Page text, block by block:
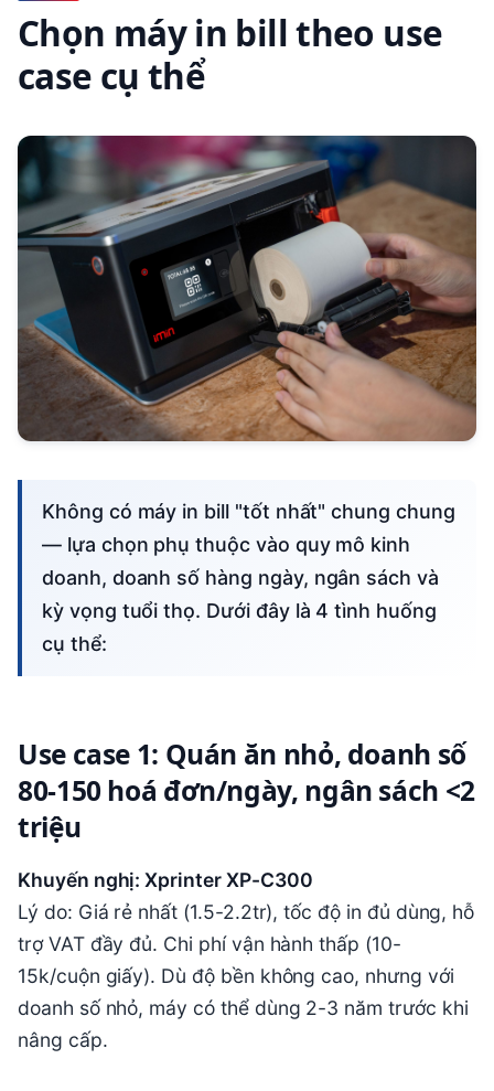
Chọn máy in bill theo use
case cụ thể
Không có máy in bill "tốt nhất" chung chung
— lựa chọn phụ thuộc vào quy mô kinh
doanh, doanh số hàng ngày, ngân sách và
kỳ vọng tuổi thọ. Dưới đây là 4 tình huống
cụ thể:
Use case 1: Quán ăn nhỏ, doanh số
80-150 hoá đơn/ngày, ngân sách <2
triệu
Khuyến nghị: Xprinter XP-C300
Lý do: Giá rẻ nhất (1.5-2.2tr), tốc độ in đủ dùng, hỗ
trợ VAT đầy đủ. Chi phí vận hành thấp (10-
15k/cuộn giấy). Dù độ bền không cao, nhưng với
doanh số nhỏ, máy có thể dùng 2-3 năm trước khi
nâng cấp.